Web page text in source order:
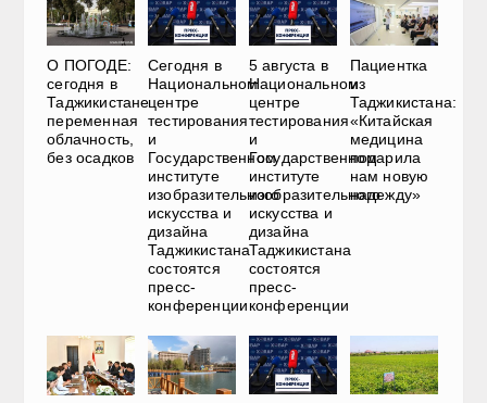
О ПОГОДЕ:
сегодня в
Таджикистане
переменная
облачность,
без осадков
Сегодня в
Национальном
центре
тестирования
и
Государственном
институте
изобразительного
искусства и
дизайна
Таджикистана
состоятся
пресс-
конференции
5 августа в
Национальном
центре
тестирования
и
Государственном
институте
изобразительного
искусства и
дизайна
Таджикистана
состоятся
пресс-
конференции
Пациентка
из
Таджикистана:
«Китайская
медицина
подарила
нам новую
надежду»